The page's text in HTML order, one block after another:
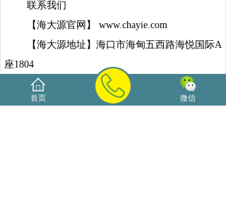
联系我们
【海大源官网】 www.chayie.com
【海大源地址】海口市海甸五西路海悦国际A
座1804
【海大源热线】0890-66185800 13016293330
【海大源微信】17700980580
首页 微信